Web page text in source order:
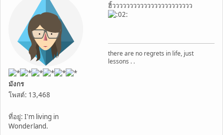
มังกร
โพสต์: 13,468
ที่อยู่: I'm living in
Wonderland.
ฮิ้ววววววววววววววววววววววว
there are no regrets in life, just
lessons . .